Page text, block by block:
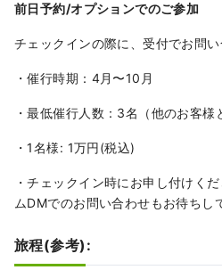
前日予約/オプションでのご参加
チェックインの際に、受付でお問い
・催行時期：4月〜10月
・最低催行人数：3名（他のお客様
・1名様: 1万円(税込)
・チェックイン時にお申し付けく
ムDMでのお問い合わせもお待ちし
旅程(参考):